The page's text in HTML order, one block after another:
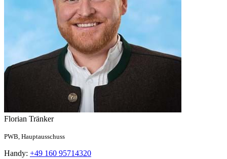
Florian Tränker
PWB, Hauptausschuss
Handy: +49 160 95714320